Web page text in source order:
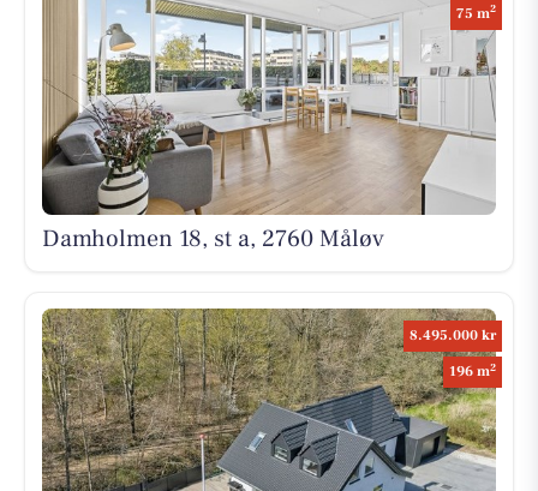
75 m2
Damholmen 18, st a, 2760 Måløv
8.495.000 kr
196 m2